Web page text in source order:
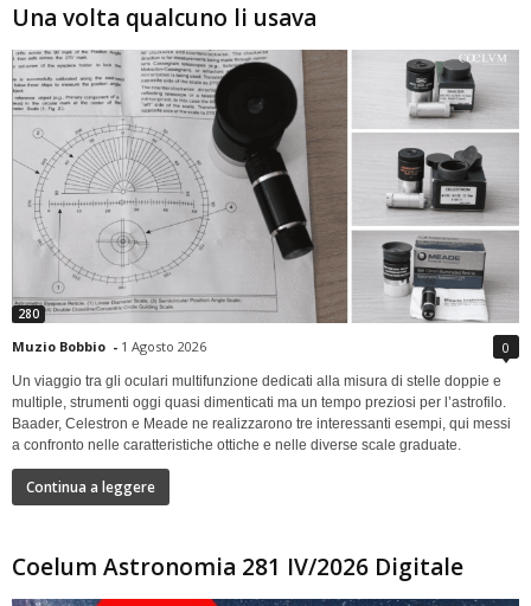
Una volta qualcuno li usava
280
Muzio Bobbio - 1 Agosto 2026 0
Un viaggio tra gli oculari multifunzione dedicati alla misura di stelle doppie e
multiple, strumenti oggi quasi dimenticati ma un tempo preziosi per l’astrofilo.
Baader, Celestron e Meade ne realizzarono tre interessanti esempi, qui messi
a confronto nelle caratteristiche ottiche e nelle diverse scale graduate.
Continua a leggere
Coelum Astronomia 281 IV/2026 Digitale